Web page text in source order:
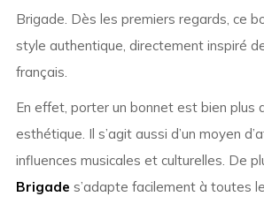
Brigade. Dès les premiers regards, ce
style authentique, directement inspiré
français.
En effet, porter un bonnet est bien plus
esthétique. Il s’agit aussi d’un moyen
influences musicales et culturelles. De
Brigade s’adapte facilement à toutes